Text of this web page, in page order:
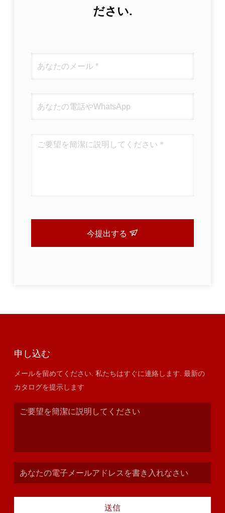
ださい.
今提出する
申し込む
メールを留めてください. 私たちはすぐに連絡します. 最新の
カタログを提示します
送信